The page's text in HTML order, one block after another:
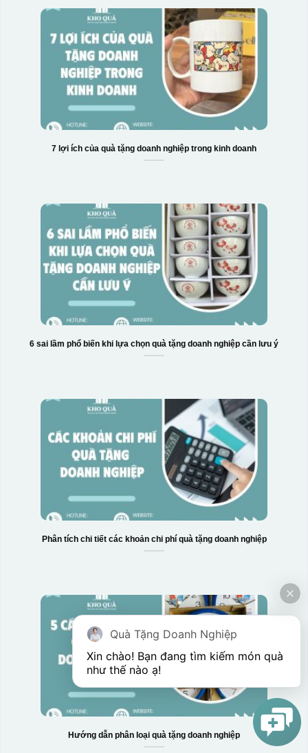
7 lợi ích của quà tặng doanh nghiệp trong kinh doanh
6 sai lầm phổ biến khi lựa chọn quà tặng doanh nghiệp cần lưu ý
Phân tích chi tiết các khoản chi phí quà tặng doanh nghiệp
Hướng dẫn phân loại quà tặng doanh nghiệp
Quà Tặng Doanh Nghiệp
Xin chào! Bạn đang tìm kiếm món quà
như thế nào ạ!